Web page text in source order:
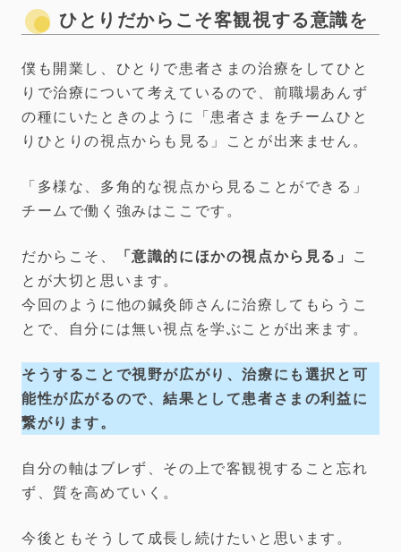
ひとりだからこそ客観視する意識を
僕も開業し、ひとりで患者さまの治療をしてひと
りで治療について考えているので、前職場あんず
の種にいたときのように「患者さまをチームひと
りひとりの視点からも見る」ことが出来ません。
「多様な、多角的な視点から見ることができる」
チームで働く強みはここです。
だからこそ、 「意識的にほかの視点から見る」
こ
とが大切と思います。
今回のように他の鍼灸師さんに治療してもらうこ
とで、自分には無い視点を学ぶことが出来ます。
そうすることで視野が広がり、治療にも選択と可
能性が広がるので、結果として患者さまの利益に
繋がります。
自分の軸はブレず、その上で客観視すること忘れ
ず、質を高めていく。
今後ともそうして成長し続けたいと思います。